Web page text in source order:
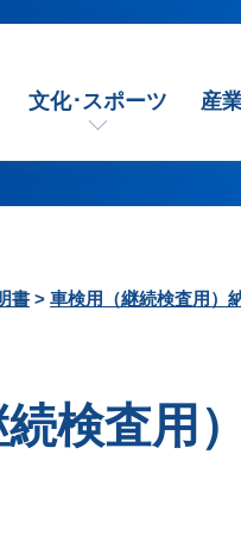
文化･スポーツ 産
書 > 車検用（継続検査用）
検査用